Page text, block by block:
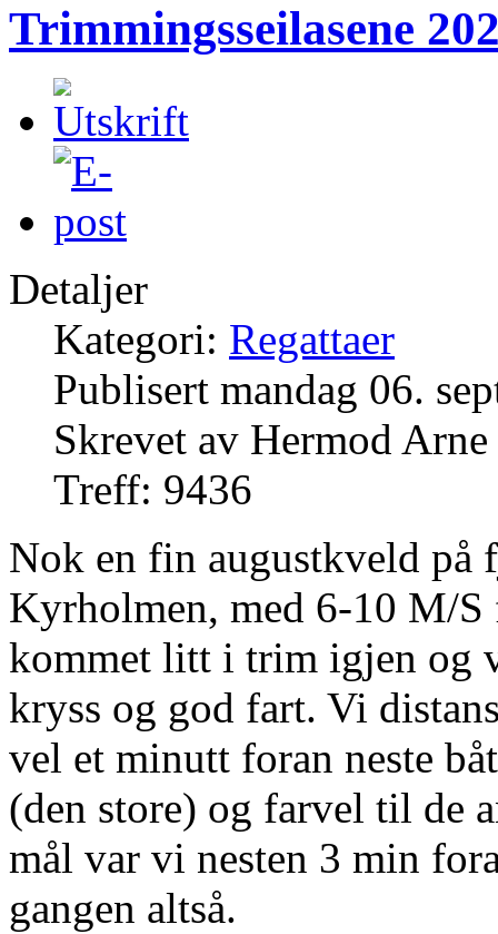
Trimmingsseilasene
Detaljer
Kategori: Regattaer
Publisert mandag 06.
Skrevet av Hermod
Treff: 9436
Nok en fin augustkveld på
Kyrholmen, med 6-10 M/
kommet litt i trim igjen og
kryss og god fart. Vi
vel et minutt foran neste
(den store) og farvel til de
mål var vi nesten 3 min
gangen altså.